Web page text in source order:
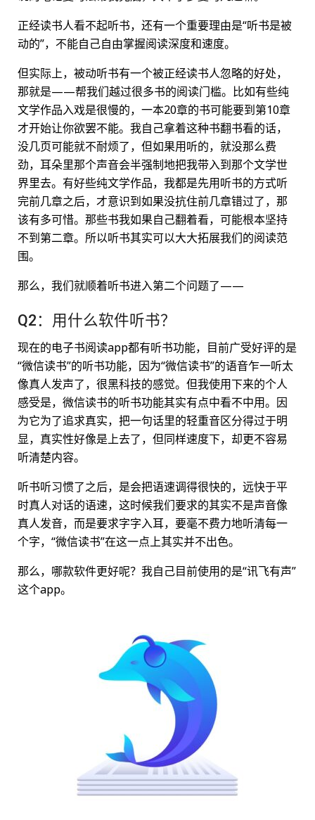
正经读书人看不起听书，还有一个重要理由是“听书是被
动的”，不能自己自由掌握阅读深度和速度。
但实际上，被动听书有一个被正经读书人忽略的好处，
那就是——帮我们越过很多书的阅读门槛。比如有些纯
文学作品入戏是很慢的，一本20章的书可能要到第10章
才开始让你欲罢不能。我自己拿着这种书翻书看的话，
没几页可能就不耐烦了，但如果用听的，就没那么费
劲，耳朵里那个声音会半强制地把我带入到那个文学世
界里去。有好些纯文学作品，我都是先用听书的方式听
完前几章之后，才意识到如果没抗住前几章错过了，那
该有多可惜。那些书我如果自己翻着看，可能根本坚持
不到第二章。所以听书其实可以大大拓展我们的阅读范
围。
那么，我们就顺着听书进入第二个问题了——
Q2：用什么软件听书？
现在的电子书阅读app都有听书功能，目前广受好评的是
“微信读书”的听书功能，因为“微信读书”的语音乍一听太
像真人发声了，很黑科技的感觉。但我使用下来的个人
感受是，微信读书的听书功能其实有点中看不中用。因
为它为了追求真实，把一句话里的轻重音区分得过于明
显，真实性好像是上去了，但同样速度下，却更不容易
听清楚内容。
听书听习惯了之后，是会把语速调得很快的，远快于平
时真人对话的语速，这时候我们要求的其实不是声音像
真人发音，而是要求字字入耳，要毫不费力地听清每一
个字，“微信读书”在这一点上其实并不出色。
那么，哪款软件更好呢？我自己目前使用的是“讯飞有声”
这个app。